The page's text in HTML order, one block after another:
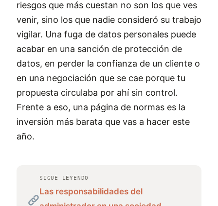
riesgos que más cuestan no son los que ves
venir, sino los que nadie consideró su trabajo
vigilar. Una fuga de datos personales puede
acabar en una sanción de protección de
datos, en perder la confianza de un cliente o
en una negociación que se cae porque tu
propuesta circulaba por ahí sin control.
Frente a eso, una página de normas es la
inversión más barata que vas a hacer este
año.
SIGUE LEYENDO
Las responsabilidades del